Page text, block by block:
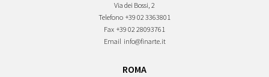
Via dei Bossi, 2
Telefono +39 02 3363801
Fax +39 02 28093761
Email info@finarte.it
ROMA